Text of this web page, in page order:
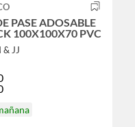
PASE ADOSABLE
100X100X70 PVC
& JJ